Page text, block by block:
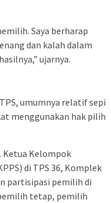
Saya berharap
dan kalah dalam
ujarnya.
umumnya relatif sepi
menggunakan hak pilih
Ketua Kelompok
di TPS 36, Komplek
partisipasi pemilih di
tetap, pemilih